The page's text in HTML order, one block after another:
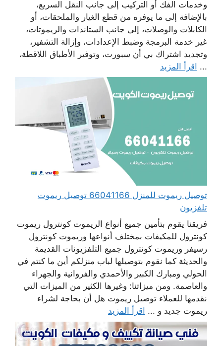
وخدمات الفك أو التركيب إلى جانب النقل السريع،
بالإضافة إلى ما يوفره من قطع الغيار والملحقات، أو
الكابلات والوصلات، إلى جانب الستاندات والريموتات،
غير خدمة البرمجة وضبط الإعدادات، وإزالة التشفير،
وتجديد اشتراك بي أن سبورت، وتوفير الأطباق اللاقطة،
... اقرأ المزيد
توصيل ريموت للمنزل 66041166 توصيل ريموت
تلفزيون
فريقنا يقوم بتأمين جميع أنواع الريموت كونترول ريموت
كونترول للمكيفات بمختلف أنواعها وريموت كونترول
رسيفر وريموت كونترول جميع التلفزيونات القديمة
والحديثة كما نقوم بتوصيلها لباب منزلكم أين ما كنتم في
الحولي ومبارك الكبير والأحمدي والفروانية والجهراء
والعاصمة. ومن ميزاتنا: وغيرها الكثير من الميزات التي
نقدمها للعملاء توصيل ريموت هل أن بحاجة لشراء
ريموت جديد و ... اقرأ المزيد